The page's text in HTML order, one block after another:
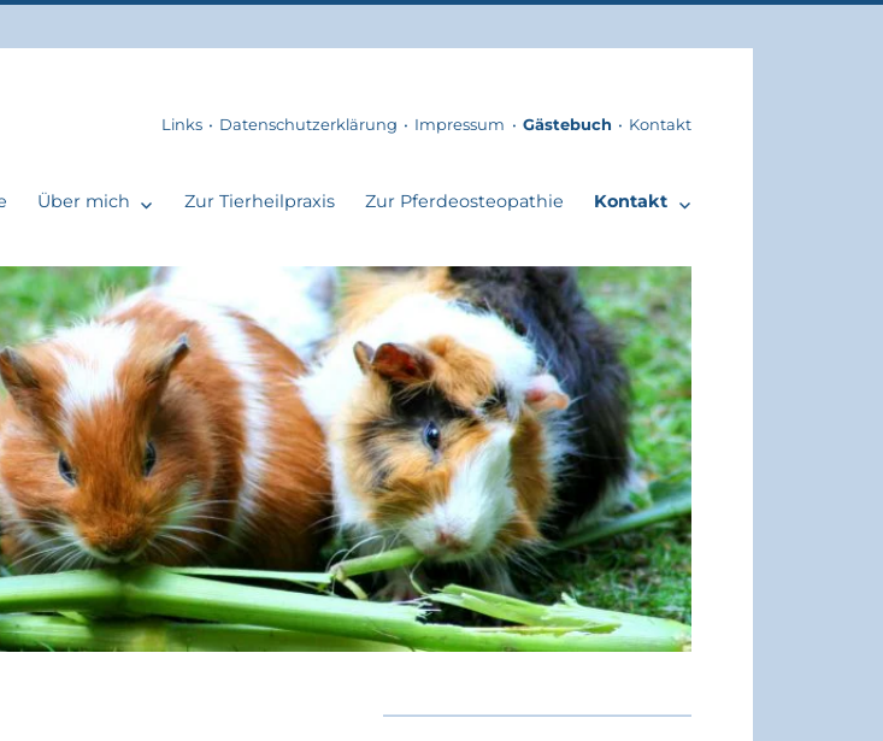
Kontakt
Gästebuch
Impressum
Datenschutzerklärung
Links
Über mich Zur Tierheilpraxis Zur Pferdeosteopathie Kontakt